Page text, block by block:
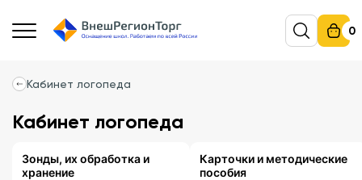
0
Кабинет логопеда
Кабинет логопеда
Зонды, их обработка и
хранение
Карточки и методические
пособия